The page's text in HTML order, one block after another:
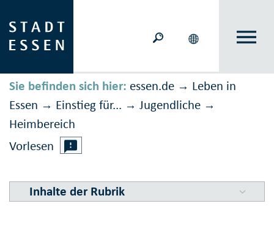
Sie befinden sich hier: essen.de → Leben in
Essen → Einstieg für... → Jugendliche →
Heimbereich
Vorlesen
Inhalte der Rubrik